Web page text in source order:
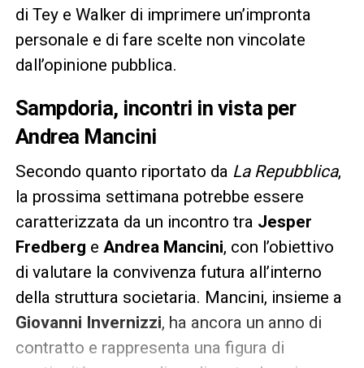
di Tey e Walker di imprimere un’impronta
personale e di fare scelte non vincolate
dall’opinione pubblica.
Sampdoria, incontri in vista per
Andrea Mancini
Secondo quanto riportato da La Repubblica,
la prossima settimana potrebbe essere
caratterizzata da un incontro tra Jesper
Fredberg e Andrea Mancini, con l’obiettivo
di valutare la convivenza futura all’interno
della struttura societaria. Mancini, insieme a
Giovanni Invernizzi, ha ancora un anno di
contratto e rappresenta una figura di